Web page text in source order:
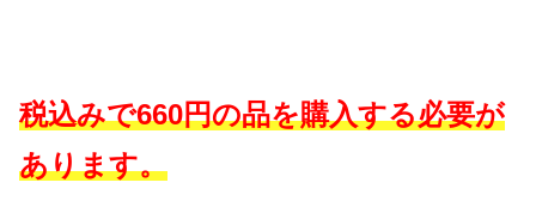
税込みで660円の品を購入する必要が
あります。